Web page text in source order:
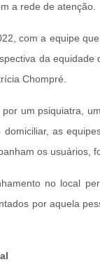
a rede de atenção.
com a equipe
da equidade
Chompré.
um psiquiatra,
domiciliar, as
os usuários,
no local
por aquela